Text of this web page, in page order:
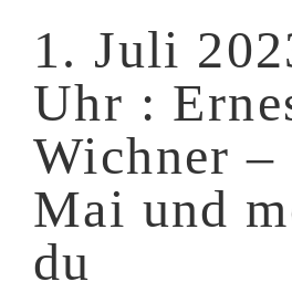
1. Juli
Uhr :
Wichner –
Mai und
du